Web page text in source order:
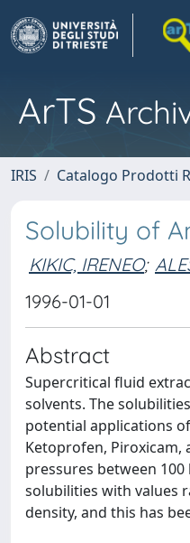
ArTS
IRIS Catalogo Prodotti
Solubility of
KIKIC, IRENEO;
1996-01-01
Abstract
Supercritical fluid
solvents. The
potential applications
Ketoprofen, Piroxicam,
pressures between 100
solubilities with values
density, and this has